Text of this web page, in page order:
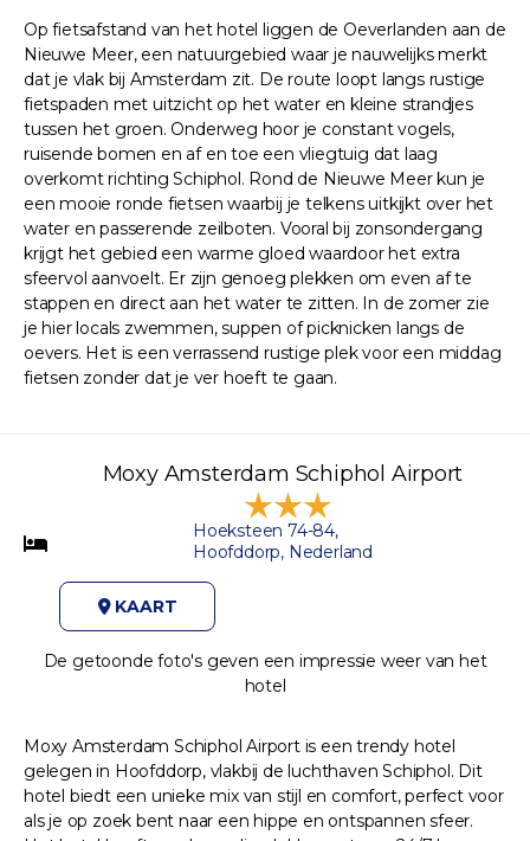
Op fietsafstand van het hotel liggen de Oeverlanden aan de
Nieuwe Meer, een natuurgebied waar je nauwelijks merkt
dat je vlak bij Amsterdam zit. De route loopt langs rustige
fietspaden met uitzicht op het water en kleine strandjes
tussen het groen. Onderweg hoor je constant vogels,
ruisende bomen en af en toe een vliegtuig dat laag
overkomt richting Schiphol. Rond de Nieuwe Meer kun je
een mooie ronde fietsen waarbij je telkens uitkijkt over het
water en passerende zeilboten. Vooral bij zonsondergang
krijgt het gebied een warme gloed waardoor het extra
sfeervol aanvoelt. Er zijn genoeg plekken om even af te
stappen en direct aan het water te zitten. In de zomer zie
je hier locals zwemmen, suppen of picknicken langs de
oevers. Het is een verrassend rustige plek voor een middag
fietsen zonder dat je ver hoeft te gaan.
Moxy Amsterdam Schiphol Airport
Hoeksteen 74-84,
Hoofddorp, Nederland
KAART
De getoonde foto's geven een impressie weer van het
hotel
Moxy Amsterdam Schiphol Airport is een trendy hotel
gelegen in Hoofddorp, vlakbij de luchthaven Schiphol. Dit
hotel biedt een unieke mix van stijl en comfort, perfect voor
als je op zoek bent naar een hippe en ontspannen sfeer.